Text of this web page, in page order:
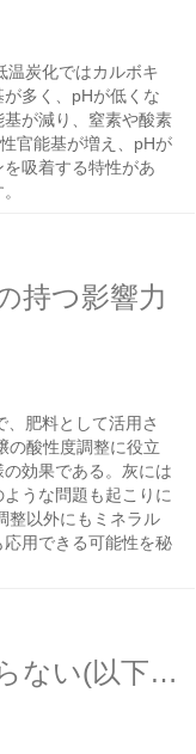
温炭化ではカルボキ
多く、pHが低くな
が減り、窒素や酸素
官能基が増え、pHが
吸着する特性があ
持つ影響力
、肥料として活用さ
の酸性度調整に役立
効果である。灰には
うな問題も起こりに
整以外にもミネラル
用できる可能性を秘
続・BBQ後の炭は土に還らない(以下省略)